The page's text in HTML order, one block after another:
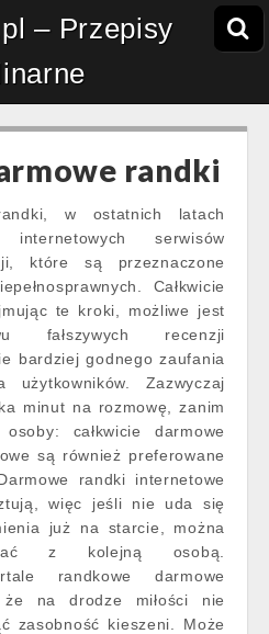
– Przepisy
randki
w ostatnich latach
internetowych serwisów
które są przeznaczone
Całkwicie
te kroki, możliwe jest
fałszywych recenzji
bardziej godnego zaufania
użytkowników. Zazwyczaj
minut na rozmowę, zanim
całkwicie darmowe
są również preferowane
randki internetowe
więc jeśli nie uda się
już na starcie, można
z kolejną osobą.
randkowe darmowe
że na drodze miłości nie
zasobność kieszeni. Może